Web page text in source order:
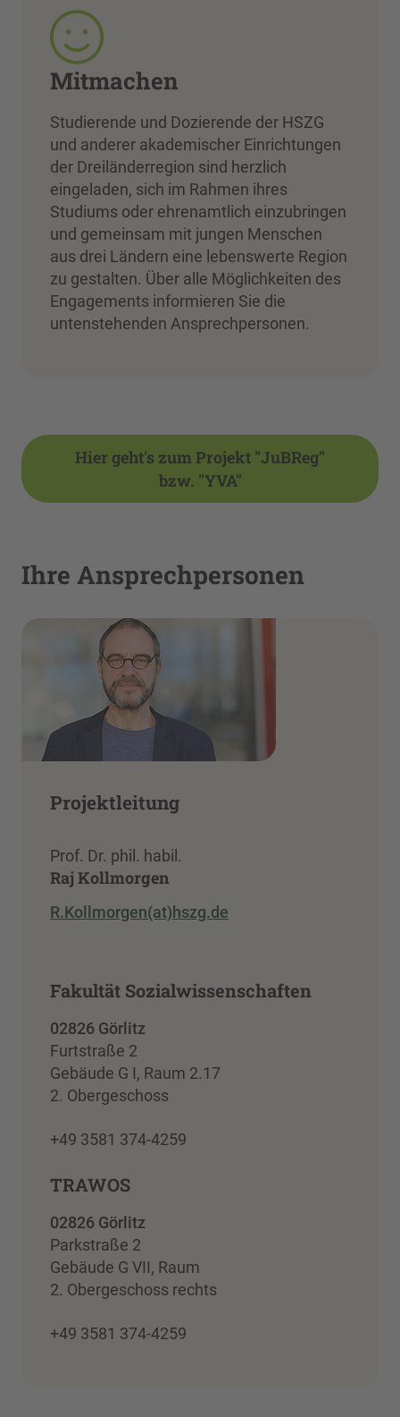
Mitmachen
Studierende und Dozierende der HSZG
und anderer akademischer Einrichtungen
der Dreiländerregion sind herzlich
eingeladen, sich im Rahmen ihres
Studiums oder ehrenamtlich einzubringen
und gemeinsam mit jungen Menschen
aus drei Ländern eine lebenswerte Region
zu gestalten. Über alle Möglichkeiten des
Engagements informieren Sie die
untenstehenden Ansprechpersonen.
Hier geht's zum Projekt "JuBReg"
bzw. "YVA"
Ihre Ansprechpersonen
Projektleitung
Prof. Dr. phil. habil.
Raj Kollmorgen
R.Kollmorgen(at)hszg.de
Fakultät Sozialwissenschaften
02826 Görlitz
Furtstraße 2
Gebäude G I, Raum 2.17
2. Obergeschoss
+49 3581 374-4259
TRAWOS
02826 Görlitz
Parkstraße 2
Gebäude G VII, Raum
2. Obergeschoss rechts
+49 3581 374-4259